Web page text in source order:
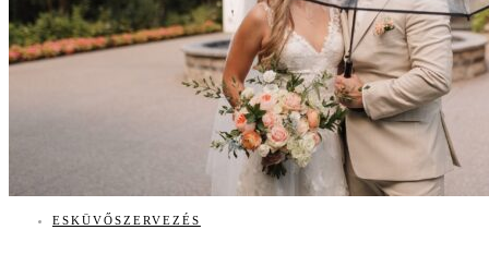
ESKÜVŐSZERVEZÉS